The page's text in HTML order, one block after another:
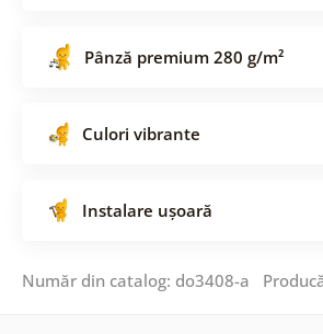
Pânză premium 280 g/m²
Culori vibrante
Instalare ușoară
Număr din catalog: do3408-a